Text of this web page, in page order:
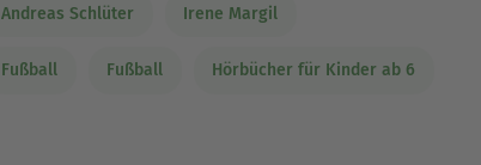
Andreas Schlüter Irene Margil
Fußball Fußball Hörbücher für Kinder ab 6